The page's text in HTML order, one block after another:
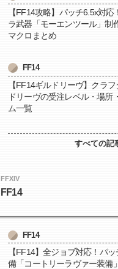
【FF14攻略】パッチ6.5x対応
ラ武器「モーエンツール」制
マクロまとめ
FF14
【FF14ギルドリーヴ】クラ
ドリーヴの受注レベル・場所
ム一覧
すべての記
FFXIV
FF14
FF14
【FF14】全ジョブ対応！パ
備「コートリーラヴァー装備